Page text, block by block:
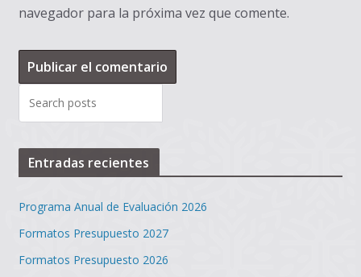
navegador para la próxima vez que comente.
Entradas recientes
Programa Anual de Evaluación 2026
Formatos Presupuesto 2027
Formatos Presupuesto 2026